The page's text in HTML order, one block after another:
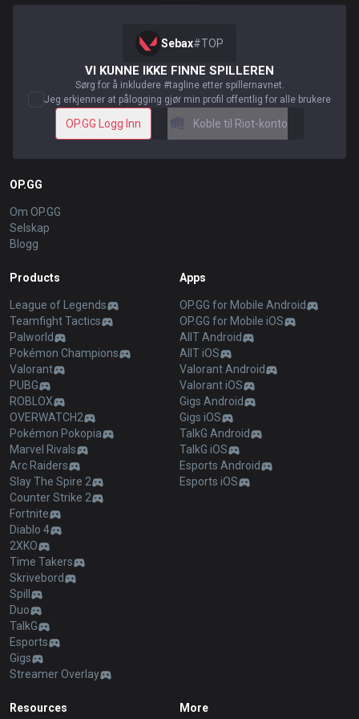
Sebax#TOP
VI KUNNE IKKE FINNE SPILLEREN
Sørg for å inkludere #tagline etter spillernavnet.
Jeg erkjenner at pålogging gjør min profil offentlig for alle brukere
OP.GG Logg Inn Koble til Riot-konto
OP.GG
Om OP.GG
Selskap
Blogg
Products
League of Legends
Teamfight Tactics
Palworld
Pokémon Champions
Valorant
PUBG
ROBLOX
OVERWATCH2
Pokémon Pokopia
Marvel Rivals
Arc Raiders
Slay The Spire 2
Counter Strike 2
Fortnite
Diablo 4
2XKO
Time Takers
Skrivebord
Spill
Duo
TalkG
Esports
Gigs
Streamer Overlay
Apps
OP.GG for Mobile Android
OP.GG for Mobile iOS
AllT Android
AllT iOS
Valorant Android
Valorant iOS
Gigs Android
Gigs iOS
TalkG Android
TalkG iOS
Esports Android
Esports iOS
Resources More